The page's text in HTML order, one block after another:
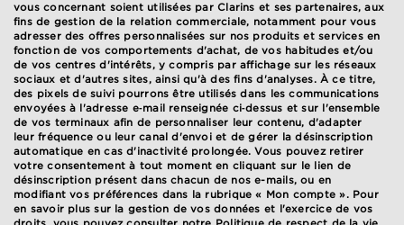
vous concernant soient utilisées par Clarins et ses partenaires, aux
fins de gestion de la relation commerciale, notamment pour vous
adresser des offres personnalisées sur nos produits et services en
fonction de vos comportements d'achat, de vos habitudes et/ou
de vos centres d'intérêts, y compris par affichage sur les réseaux
sociaux et d'autres sites, ainsi qu'à des fins d'analyses. À ce titre,
des pixels de suivi pourrons être utilisés dans les communications
envoyées à l'adresse e‑mail renseignée ci‑dessus et sur l'ensemble
de vos terminaux afin de personnaliser leur contenu, d'adapter
leur fréquence ou leur canal d'envoi et de gérer la désinscription
automatique en cas d'inactivité prolongée. Vous pouvez retirer
votre consentement à tout moment en cliquant sur le lien de
désinscription présent dans chacun de nos e-mails, ou en
modifiant vos préférences dans la rubrique « Mon compte ». Pour
en savoir plus sur la gestion de vos données et l'exercice de vos